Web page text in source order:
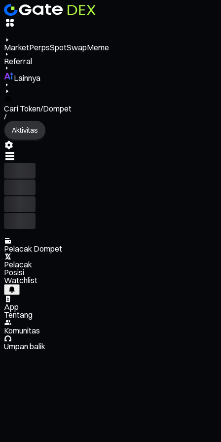
MarketPerpsSpotSwapMeme
Referral
Lainnya
Cari Token/Dompet
/
Aktivitas
Pelacak Dompet
Pelacak
Posisi
Watchlist
App
Tentang
Komunitas
Umpan balik